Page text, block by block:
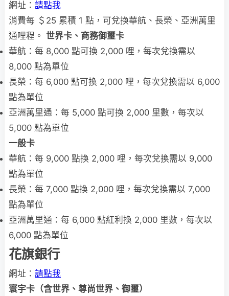
網址： 請點我
消費每 ＄25 累積 1 點，可兌換華航、長榮、亞洲萬里
通哩程。 世界卡、商務御璽卡
華航：每 8,000 點可換 2,000 哩，每次兌換需以
8,000 點為單位
長榮：每 6,000 點可換 2,000 哩，每次兌換需以 6,000
點為單位
亞洲萬里通：每 5,000 點可換 2,000 里數，每次以
5,000 點為單位
一般卡
華航：每 9,000 點換 2,000 哩，每次兌換需以 9,000
點為單位
長榮：每 7,000 點換 2,000 哩，每次兌換需以 7,000
點為單位
亞洲萬里通：每 6,000 點紅利換 2,000 里數，每次以
6,000 點為單位
花旗銀行
網址： 請點我
寰宇卡（含世界、尊尚世界、御璽）